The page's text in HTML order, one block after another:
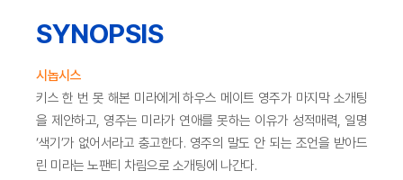
SYNOPSIS
시놉시스
키스 한 번 못 해본 미라에게 하우스 메이트 영주가 마지막 소개팅
을 제안하고, 영주는 미라가 연애를 못하는 이유가 성적매력, 일명
‘색기’가 없어서라고 충고한다. 영주의 말도 안 되는 조언을 받아드
린 미라는 노팬티 차림으로 소개팅에 나간다.